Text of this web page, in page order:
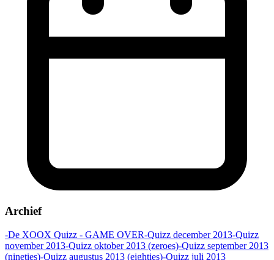
Archief
-De XOOX Quizz - GAME OVER-Quizz december 2013-Quizz
november 2013-Quizz oktober 2013 (zeroes)-Quizz september 2013
(nineties)-Quizz augustus 2013 (eighties)-Quizz juli 2013